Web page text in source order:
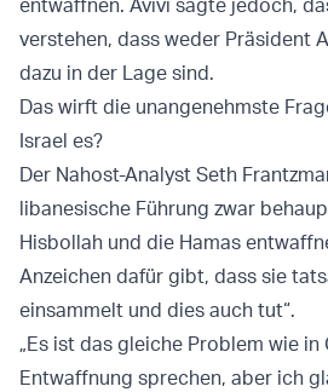
entwaffnen. Avivi sagte jedoch,
verstehen, dass weder Präsident
dazu in der Lage sind.
Das wirft die unangenehmste
Israel es?
Der Nahost-Analyst Seth
libanesische Führung zwar
Hisbollah und die Hamas
Anzeichen dafür gibt, dass sie
einsammelt und dies auch tut“.
„Es ist das gleiche Problem wie in
Entwaffnung sprechen, aber ich